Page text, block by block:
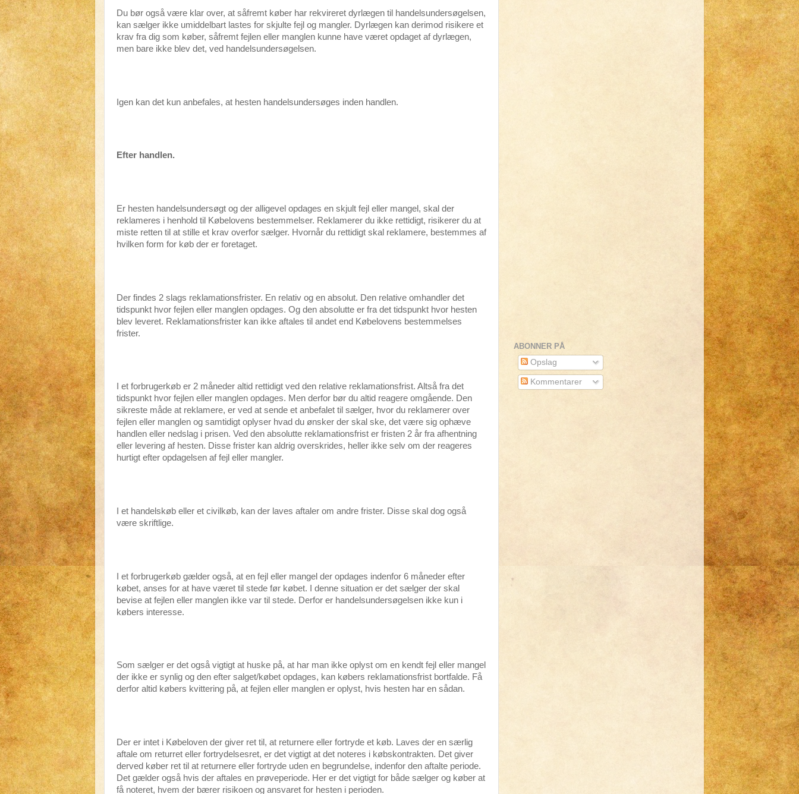
Du bør også være klar over, at såfremt køber har rekvireret dyrlægen til handelsundersøgelsen,
kan sælger ikke umiddelbart lastes for skjulte fejl og mangler. Dyrlægen kan derimod risikere et
krav fra dig som køber, såfremt fejlen eller manglen kunne have været opdaget af dyrlægen,
men bare ikke blev det, ved handelsundersøgelsen.
Igen kan det kun anbefales, at hesten handelsundersøges inden handlen.
Efter handlen.
Er hesten handelsundersøgt og der alligevel opdages en skjult fejl eller mangel, skal der
reklameres i henhold til Købelovens bestemmelser. Reklamerer du ikke rettidigt, risikerer du at
miste retten til at stille et krav overfor sælger. Hvornår du rettidigt skal reklamere, bestemmes af
hvilken form for køb der er foretaget.
Der findes 2 slags reklamationsfrister. En relativ og en absolut. Den relative omhandler det
tidspunkt hvor fejlen eller manglen opdages. Og den absolutte er fra det tidspunkt hvor hesten
blev leveret. Reklamationsfrister kan ikke aftales til andet end Købelovens bestemmelses
frister.
I et forbrugerkøb er 2 måneder altid rettidigt ved den relative reklamationsfrist. Altså fra det
tidspunkt hvor fejlen eller manglen opdages. Men derfor bør du altid reagere omgående. Den
sikreste måde at reklamere, er ved at sende et anbefalet til sælger, hvor du reklamerer over
fejlen eller manglen og samtidigt oplyser hvad du ønsker der skal ske, det være sig ophæve
handlen eller nedslag i prisen. Ved den absolutte reklamationsfrist er fristen 2 år fra afhentning
eller levering af hesten. Disse frister kan aldrig overskrides, heller ikke selv om der reageres
hurtigt efter opdagelsen af fejl eller mangler.
I et handelskøb eller et civilkøb, kan der laves aftaler om andre frister. Disse skal dog også
være skriftlige.
I et forbrugerkøb gælder også, at en fejl eller mangel der opdages indenfor 6 måneder efter
købet, anses for at have været til stede før købet. I denne situation er det sælger der skal
bevise at fejlen eller manglen ikke var til stede. Derfor er handelsundersøgelsen ikke kun i
købers interesse.
Som sælger er det også vigtigt at huske på, at har man ikke oplyst om en kendt fejl eller mangel
der ikke er synlig og den efter salget/købet opdages, kan købers reklamationsfrist bortfalde. Få
derfor altid købers kvittering på, at fejlen eller manglen er oplyst, hvis hesten har en sådan.
Der er intet i Købeloven der giver ret til, at returnere eller fortryde et køb. Laves der en særlig
aftale om returret eller fortrydelsesret, er det vigtigt at det noteres i købskontrakten. Det giver
derved køber ret til at returnere eller fortryde uden en begrundelse, indenfor den aftalte periode.
Det gælder også hvis der aftales en prøveperiode. Her er det vigtigt for både sælger og køber at
få noteret, hvem der bærer risikoen og ansvaret for hesten i perioden.
ABONNER PÅ
Opslag
Kommentarer